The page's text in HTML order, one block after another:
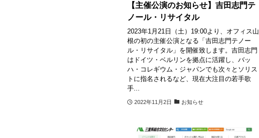
【主催公演のお知らせ】吉田志門テ
ノール・リサイタル
2023年1月21日（土）19:00より、オフィス山
根の初の主催公演となる「吉田志門テノー
ル・リサイタル」を開催致します。吉田志門
はドイツ・ベルリンを拠点に活躍し、バッ
ハ・コレギウム・ジャパンでも次々とソリス
トに指名されるなど、現在大注目の若手歌
手...
2022年11月2日 お知らせ